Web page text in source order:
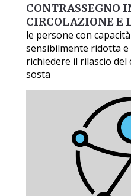
CONTRASSEGNO
CIRCOLAZIONE E
le persone con
sensibilmente ridotta
richiedere il rilascio
sosta